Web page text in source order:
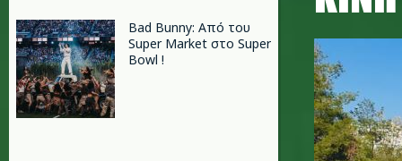
Bad Bunny: Από του
Super Market στο Super
Bowl !